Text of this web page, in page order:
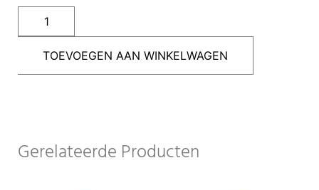
TOEVOEGEN AAN WINKELWAGEN
Gerelateerde Producten